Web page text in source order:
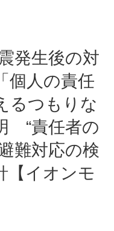
発生後の対
個人の責任
るつもりな
“責任者の
難対応の検
【イオンモ